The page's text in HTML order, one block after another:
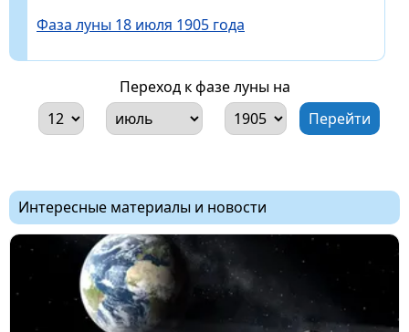
Фаза луны 18 июля 1905 года
Переход к фазе луны на
Интересные материалы и новости